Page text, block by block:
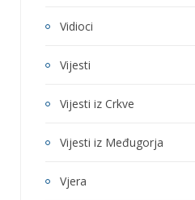
Vidioci
Vijesti
Vijesti iz Crkve
Vijesti iz Međugorja
Vjera